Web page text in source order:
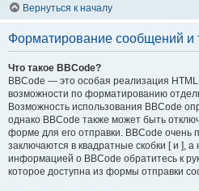
Вернуться к началу
Форматирование сообщений и
Что такое BBCode?
BBCode — это особая реализация
возможности по форматированию
Возможность использования BBCode
однако BBCode также может быть
форме для его отправки. BBCode очень
заключаются в квадратные скобки [ и ],
информацией о BBCode обратитесь к
которое доступна из формы отправки